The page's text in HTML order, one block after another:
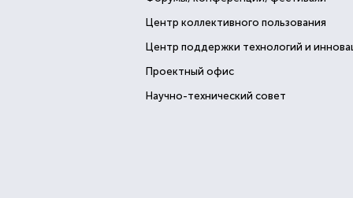
Центр коллективного пользования
Центр поддержки технологий и
Проектный офис
Научно-технический совет